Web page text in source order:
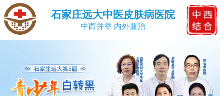
石家庄远大中医皮肤病医院
中西并举 内外兼治